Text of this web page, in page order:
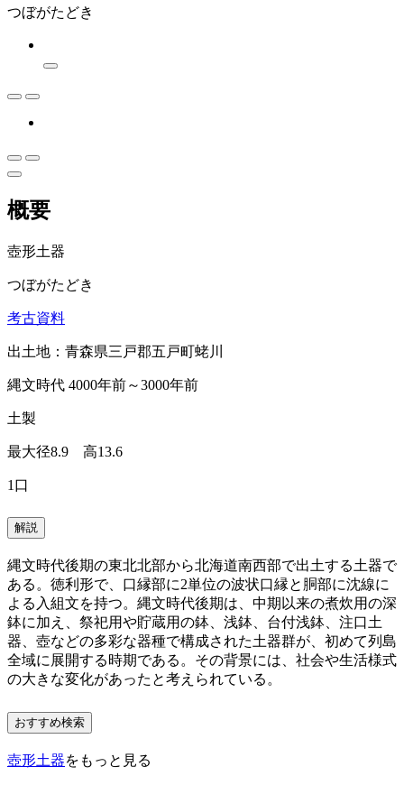
つぼがたどき
概要
壺形土器
つぼがたどき
考古資料
出土地：青森県三戸郡五戸町蛯川
縄文時代 4000年前～3000年前
土製
最大径8.9 高13.6
1口
解説
縄文時代後期の東北北部から北海道南西部で出土する土器で
ある。徳利形で、口縁部に2単位の波状口縁と胴部に沈線に
よる入組文を持つ。縄文時代後期は、中期以来の煮炊用の深
鉢に加え、祭祀用や貯蔵用の鉢、浅鉢、台付浅鉢、注口土
器、壺などの多彩な器種で構成された土器群が、初めて列島
全域に展開する時期である。その背景には、社会や生活様式
の大きな変化があったと考えられている。
おすすめ検索
壺形土器をもっと見る